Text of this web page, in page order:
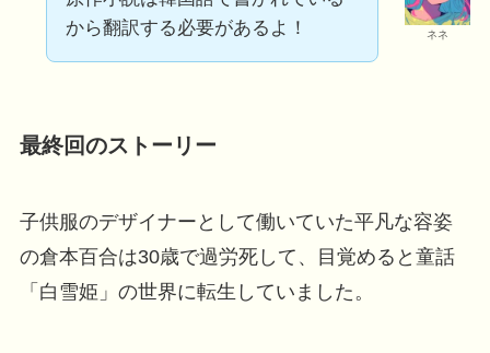
ネネ
から翻訳する必要があるよ！
最終回のストーリー
子供服のデザイナーとして働いていた平凡な容姿
の倉本百合は30歳で過労死して、目覚めると童話
「白雪姫」の世界に転生していました。